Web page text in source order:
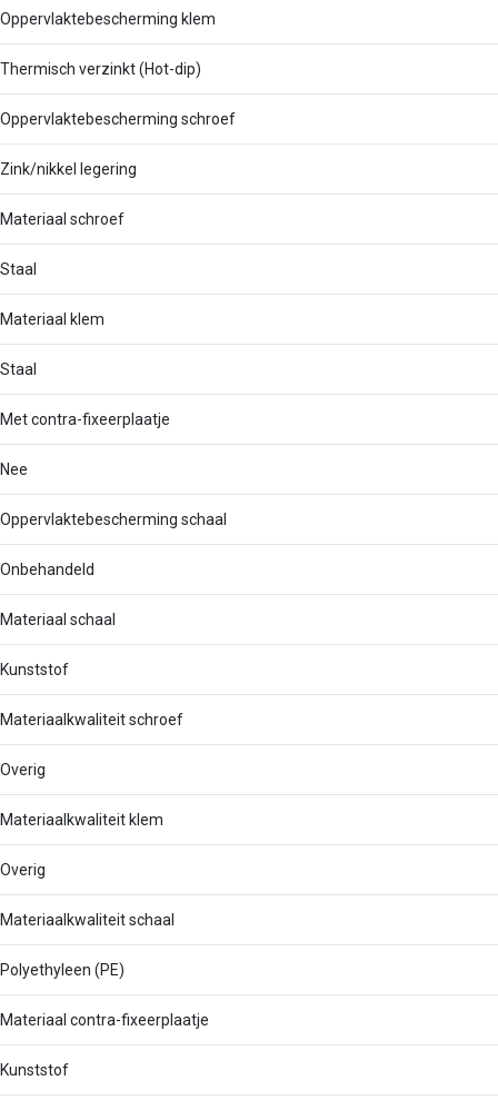
Oppervlaktebescherming klem
Thermisch verzinkt (Hot-dip)
Oppervlaktebescherming schroef
Zink/nikkel legering
Materiaal schroef
Staal
Materiaal klem
Staal
Met contra-fixeerplaatje
Nee
Oppervlaktebescherming schaal
Onbehandeld
Materiaal schaal
Kunststof
Materiaalkwaliteit schroef
Overig
Materiaalkwaliteit klem
Overig
Materiaalkwaliteit schaal
Polyethyleen (PE)
Materiaal contra-fixeerplaatje
Kunststof